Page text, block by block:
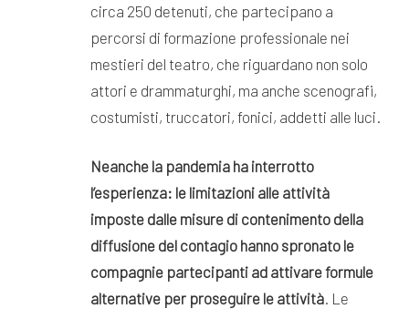
circa 250 detenuti, che partecipano a
percorsi di formazione professionale nei
mestieri del teatro, che riguardano non solo
attori e drammaturghi, ma anche scenografi,
costumisti, truccatori, fonici, addetti alle luci.
Neanche la pandemia ha interrotto
l’esperienza: le limitazioni alle attività
imposte dalle misure di contenimento della
diffusione del contagio hanno spronato le
compagnie partecipanti ad attivare formule
alternative per proseguire le attività. Le